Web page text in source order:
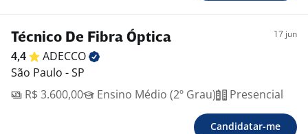
Técnico De Fibra Óptica 17 jun
4,4
ADECCO
São Paulo - SP
R$ 3.600,00
Ensino Médio (2º Grau) Presencial
Candidatar-me